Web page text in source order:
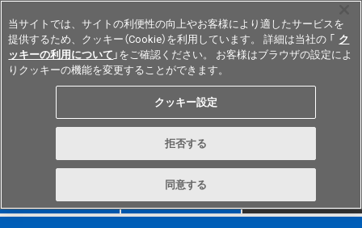
Japan
CADのデータ使用について
当サイトでは、サイトの利便性の向上やお客様により適したサービスを
提供するため、クッキー（Cookie）を利用しています。 詳細は当社の 「 ク
ッキーの利用について 」をご確認ください。 お客様はブラウザの設定によ
りクッキーの機能を変更することができます。
クッキー設定
拒否する
同意する